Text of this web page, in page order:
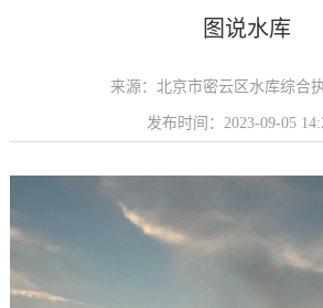
图说水库
来源：北京市密云区水库综合
发布时间：2023-09-05